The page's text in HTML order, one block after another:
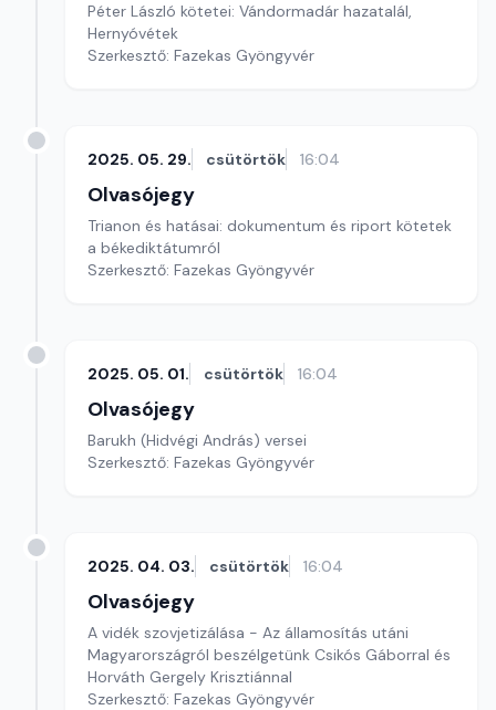
Péter László kötetei: Vándormadár hazatalál,
Hernyóvétek
Szerkesztő: Fazekas Gyöngyvér
2025. 05. 29. csütörtök 16:04
Olvasójegy
Trianon és hatásai: dokumentum és riport kötetek
a békediktátumról
Szerkesztő: Fazekas Gyöngyvér
2025. 05. 01. csütörtök 16:04
Olvasójegy
Barukh (Hidvégi András) versei
Szerkesztő: Fazekas Gyöngyvér
2025. 04. 03. csütörtök 16:04
Olvasójegy
A vidék szovjetizálása - Az államosítás utáni
Magyarországról beszélgetünk Csikós Gáborral és
Horváth Gergely Krisztiánnal
Szerkesztő: Fazekas Gyöngyvér